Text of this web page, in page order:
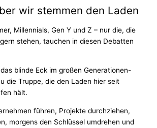
wir stemmen den Laden
Millennials, Gen Y und Z – nur die, die
stehen, tauchen in diesen Debatten
blinde Eck im großen Generationen-
die Truppe, die den Laden hier seit
hält.
führen, Projekte durchziehen,
morgens den Schlüssel umdrehen und